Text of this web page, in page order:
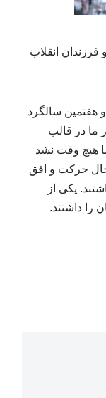
انقلاب
هفتمین سالگرد
ما در قالب
هیچ وقت نشد
حال حرکت و افق
یکی از
را داشتند.